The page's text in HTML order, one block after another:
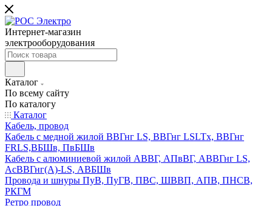
Интернет-магазин
электрооборудования
Каталог
По всему сайту
По каталогу
Каталог
Кабель, провод
Кабель с медной жилой ВВГнг LS, ВВГнг LSLTx, ВВГнг
FRLS,ВБШв, ПвБШв
Кабель с алюминиевой жилой АВВГ, АПвВГ, АВВГнг LS,
АсВВГнг(А)-LS, АВБШв
Провода и шнуры ПуВ, ПуГВ, ПВС, ШВВП, АПВ, ПНСВ,
РКГМ
Ретро провод